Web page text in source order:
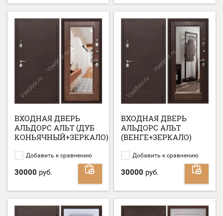
ВХОДНАЯ ДВЕРЬ
АЛЬДОРС АЛЬТ (ДУБ
КОНЬЯЧНЫЙ+ЗЕРКАЛО)
Добавить к сравнению
30000 руб.
ВХОДНАЯ ДВЕРЬ
АЛЬДОРС АЛЬТ
(ВЕНГЕ+ЗЕРКАЛО)
Добавить к сравнению
30000 руб.